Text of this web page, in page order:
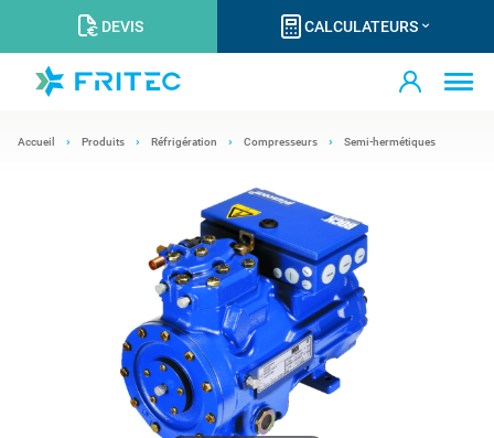
DEVIS CALCULATEURS
Accueil Produits Réfrigération Compresseurs Semi-hermétiques